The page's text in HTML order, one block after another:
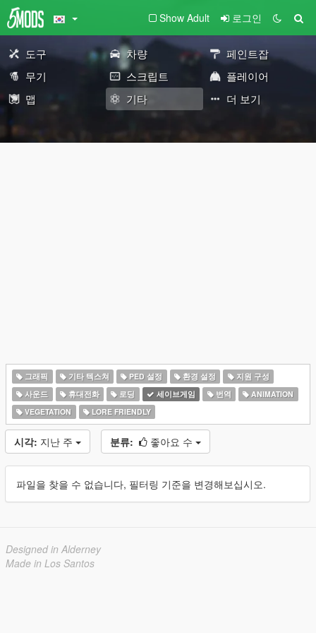
Show Adult 로그인
도구 차량
페인트잡
무기
스크립트
플레이어
맵
기타 더 보기
그래픽 기타 텍스쳐 PED 설정 환경 설정
지원 구성
사운드
휴대전화 로딩 세이브게임 번역
ANIMATION
VEGETATION
LORE FRIENDLY
시각: 지난 주 분류: 좋아요 수
파일을 찾을 수 없습니다, 필터링 기준을 변경해보십시오.
Designed in Alderney
Made in Los Santos